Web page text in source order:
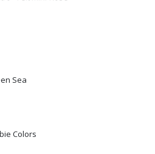
Sea
Colors